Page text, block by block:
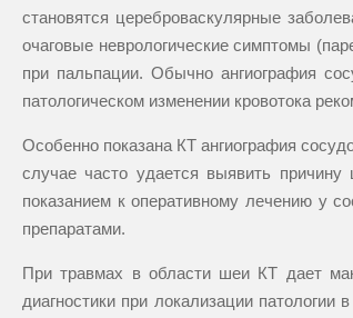
становятся цереброваскулярные
очаговые неврологические симптомы
при пальпации. Обычно ангиография
патологическом изменении кровотока
Особенно показана КТ ангиография
случае часто удается выявить причину
показанием к оперативному лечению у
препаратами.
При травмах в области шеи КТ дает
диагностики при локализации